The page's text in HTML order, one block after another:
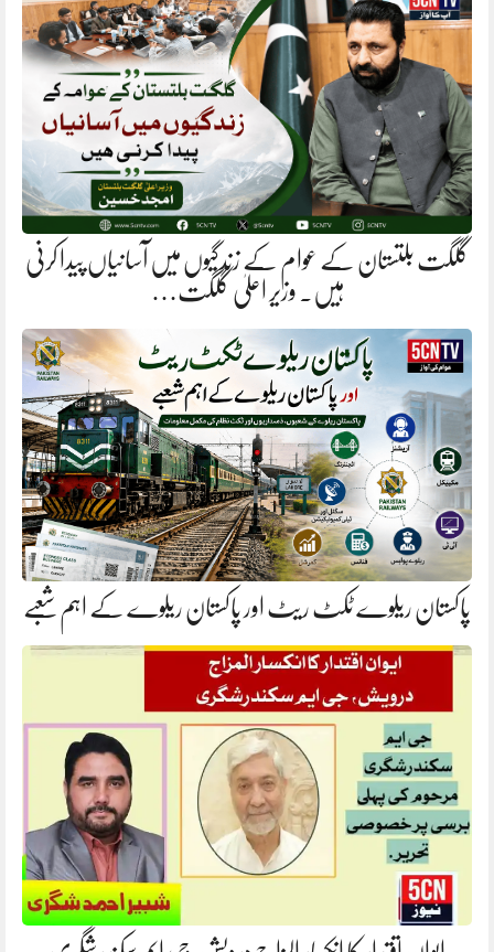
گلگت بلتستان کے عوام کے زندگیوں میں آسانیاں پیدا کرنی
ہیں. وزیر اعلیٰ گلگت…
پاکستان ریلوے ٹکٹ ریٹ اور پاکستان ریلوے کے اہم شعبے